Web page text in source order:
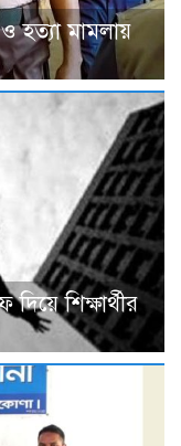
ও হত্যা মামলায়
শিক্ষার্থীর